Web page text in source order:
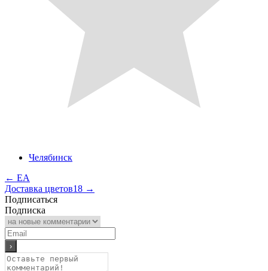
Челябинск
← ЕА
Доставка цветов18 →
Подписаться
Подписка